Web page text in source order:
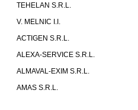
TEHELAN S.R.L.
V. MELNIC I.I.
ACTIGEN S.R.L.
ALEXA-SERVICE S.R.L.
ALMAVAL-EXIM S.R.L.
AMAS S.R.L.